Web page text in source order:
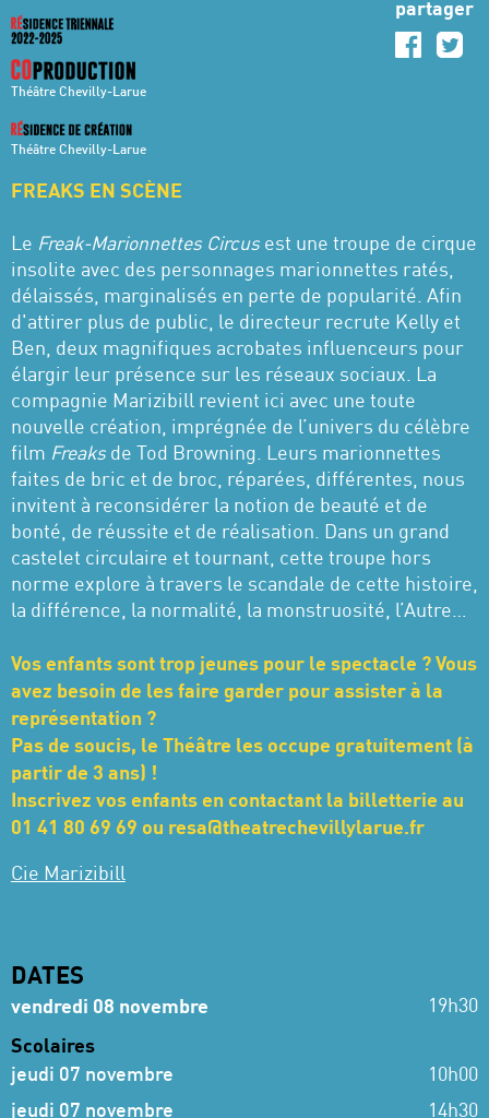
Théâtre Chevilly-Larue
Théâtre Chevilly-Larue
partager
FREAKS EN SCÈNE
Le Freak-Marionnettes Circusest une troupe de cirque
insolite avec des personnages marionnettes ratés,
délaissés, marginalisés en perte de popularité. Afin
d'attirer plus de public, le directeur recrute Kelly et
Ben, deux magnifiques acrobates influenceurs pour
élargir leur présence sur les réseaux sociaux. La
compagnie Marizibill revient ici avec une toute
nouvelle création, imprégnée de l’univers du célèbre
film Freaksde Tod Browning. Leurs marionnettes
faites de bric et de broc, réparées, différentes, nous
invitent à reconsidérer la notion de beauté et de
bonté, de réussite et de réalisation. Dans un grand
castelet circulaire et tournant, cette troupe hors
norme explore à travers le scandale de cette histoire,
la différence, la normalité, la monstruosité, l’Autre…
Vos enfants sont trop jeunes pour le spectacle ? Vous
avez besoin de les faire garder pour assister à la
représentation ?
Pas de soucis, le Théâtre les occupe gratuitement (à
partir de 3 ans) !
Inscrivez vos enfants en contactant la billetterie au
01 41 80 69 69 ou resa@theatrechevillylarue.fr
Cie Marizibill
DATES
vendredi 08 novembre 19h30
Scolaires
jeudi 07 novembre
10h00
jeudi 07 novembre
14h30